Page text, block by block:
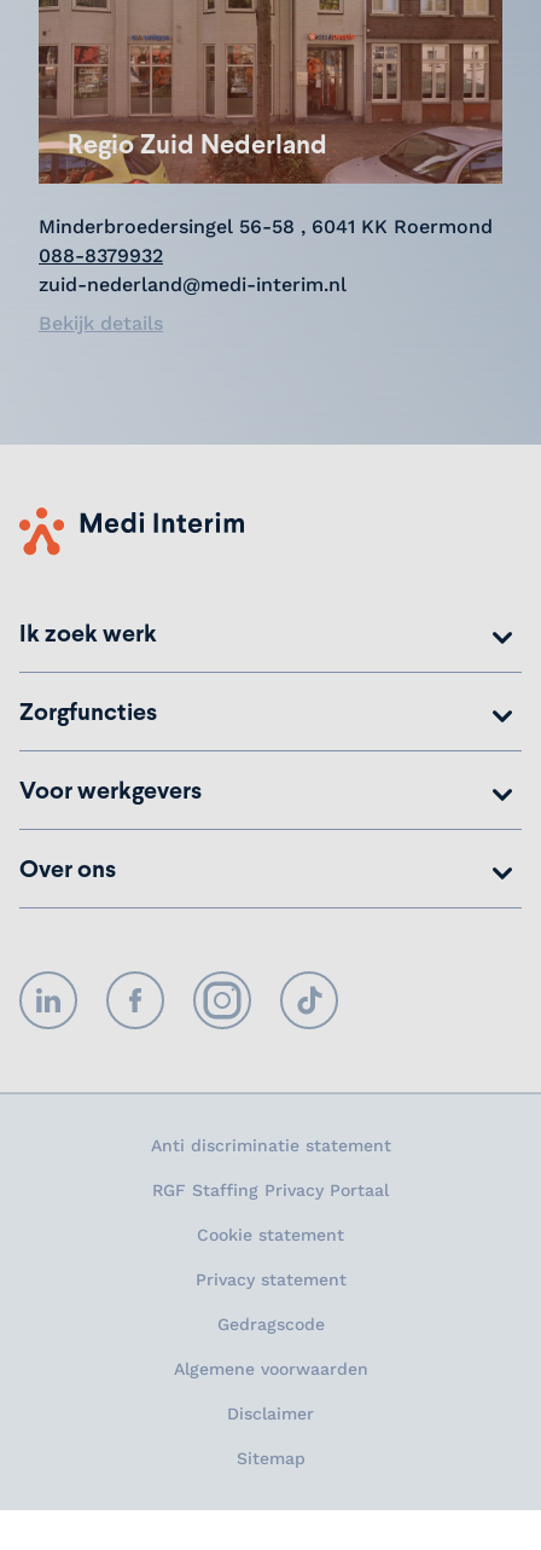
Regio Zuid Nederland
Minderbroedersingel 56-58 , 6041 KK Roermond
088-8379932
zuid-nederland@medi-interim.nl
Bekijk details
Ik zoek werk
Zorgfuncties
Voor werkgevers
Over ons
LinkedIn FacebookInstagramTikTok
Anti discriminatie statement
RGF Staffing Privacy Portaal
Cookie statement
Privacy statement
Gedragscode
Algemene voorwaarden
Disclaimer
Sitemap